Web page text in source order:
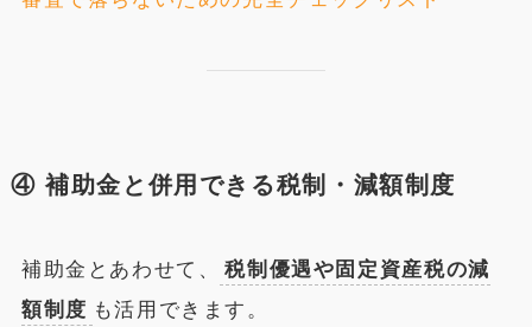
④ 補助金と併用できる税制・減額制度
補助金とあわせて、
税制優遇や固定資産税の減
額制度 も活用できます。